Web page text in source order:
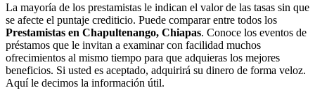
La mayoría de los prestamistas le indican el valor de las tasas sin que
se afecte el puntaje crediticio. Puede comparar entre todos los
Prestamistas en Chapultenango, Chiapas. Conoce los eventos de
préstamos que le invitan a examinar con facilidad muchos
ofrecimientos al mismo tiempo para que adquieras los mejores
beneficios. Si usted es aceptado, adquirirá su dinero de forma veloz.
Aquí le decimos la información útil.